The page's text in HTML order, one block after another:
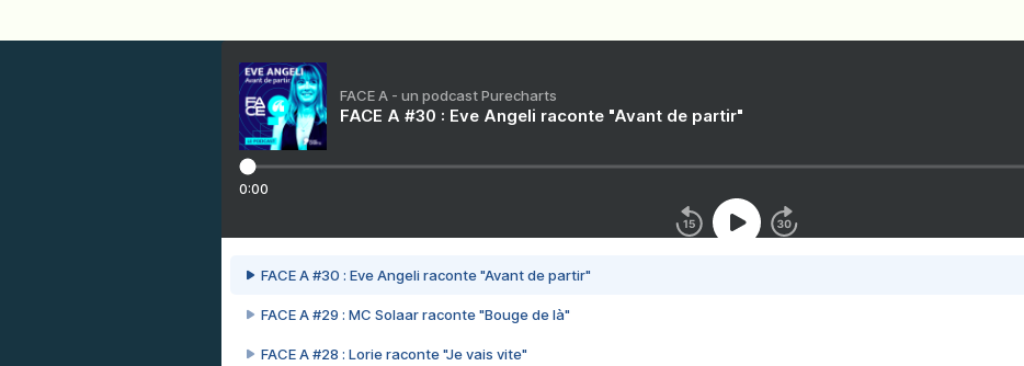
FACE A - un podcast Purecharts
FACE A #30 : Eve Angeli raconte "Avant de partir"
0:00
FACE A #30 : Eve Angeli raconte "Avant de partir"
FACE A #29 : MC Solaar raconte "Bouge de là"
FACE A #28 : Lorie raconte "Je vais vite"